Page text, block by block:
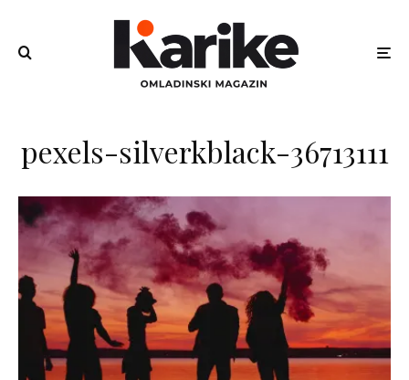
pexels-silverkblack-36713111